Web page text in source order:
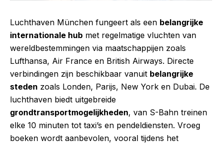
Luchthaven München fungeert als een belangrijke
internationale hub met regelmatige vluchten van
wereldbestemmingen via maatschappijen zoals
Lufthansa, Air France en British Airways. Directe
verbindingen zijn beschikbaar vanuit belangrijke
steden zoals Londen, Parijs, New York en Dubai. De
luchthaven biedt uitgebreide
grondtransportmogelijkheden, van S-Bahn treinen
elke 10 minuten tot taxi’s en pendeldiensten. Vroeg
boeken wordt aanbevolen, vooral tijdens het